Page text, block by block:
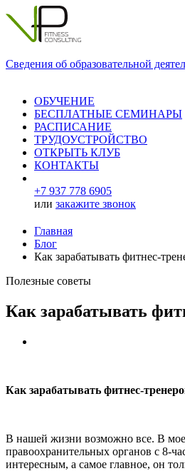
Сведения об образовательной
ОБУЧЕНИЕ
БЕСПЛАТНЫЕ СЕМИНАРЫ
РАСПИСАНИЕ
ТРУДОУСТРОЙСТВО
ОТКРЫТЬ КЛУБ
КОНТАКТЫ
+7 937 778 6905
или закажите звонок
Главная
Блог
Как зарабатывать фитнес-
Полезные советы
Как зарабатывать
Как зарабатывать фитнес-
В нашей жизни возможно все. В
правоохранительных органов с 8-
интересным, а самое главное, он